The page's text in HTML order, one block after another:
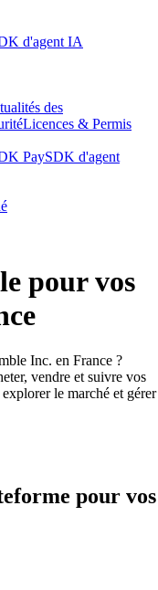
d'agent IA
des
Licences & Permis
PaySDK d'agent
pour vos
Inc. en France ?
vendre et suivre vos
le marché et gérer
pour vos